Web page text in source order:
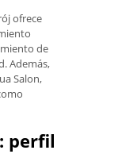
ofrece
de
Además,
Salon,
perfil